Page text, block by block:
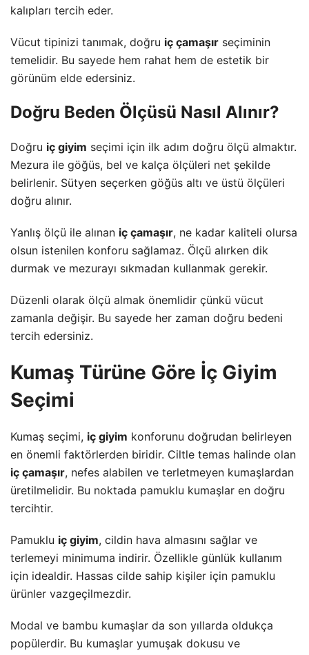
kalıpları tercih eder.
Vücut tipinizi tanımak, doğru iç çamaşır seçiminin
temelidir. Bu sayede hem rahat hem de estetik bir
görünüm elde edersiniz.
Doğru Beden Ölçüsü Nasıl Alınır?
Doğru iç giyim seçimi için ilk adım doğru ölçü almaktır.
Mezura ile göğüs, bel ve kalça ölçüleri net şekilde
belirlenir. Sütyen seçerken göğüs altı ve üstü ölçüleri
doğru alınır.
Yanlış ölçü ile alınan iç çamaşır, ne kadar kaliteli olursa
olsun istenilen konforu sağlamaz. Ölçü alırken dik
durmak ve mezurayı sıkmadan kullanmak gerekir.
Düzenli olarak ölçü almak önemlidir çünkü vücut
zamanla değişir. Bu sayede her zaman doğru bedeni
tercih edersiniz.
Kumaş Türüne Göre İç Giyim
Seçimi
Kumaş seçimi, iç giyim konforunu doğrudan belirleyen
en önemli faktörlerden biridir. Ciltle temas halinde olan
iç çamaşır, nefes alabilen ve terletmeyen kumaşlardan
üretilmelidir. Bu noktada pamuklu kumaşlar en doğru
tercihtir.
Pamuklu iç giyim, cildin hava almasını sağlar ve
terlemeyi minimuma indirir. Özellikle günlük kullanım
için idealdir. Hassas cilde sahip kişiler için pamuklu
ürünler vazgeçilmezdir.
Modal ve bambu kumaşlar da son yıllarda oldukça
popülerdir. Bu kumaşlar yumuşak dokusu ve